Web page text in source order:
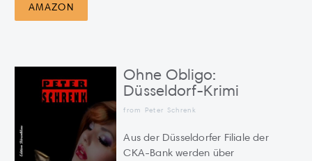
AMAZON
Ohne Obligo:
Düsseldorf-Krimi
from Peter Schrenk
Aus der Düsseldorfer Filiale der
CKA-Bank werden über